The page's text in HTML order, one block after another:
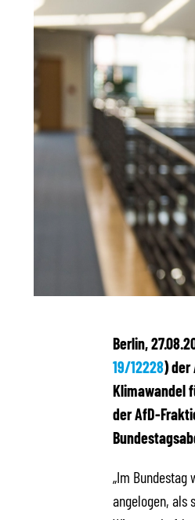
Berlin,
19/12228) der
Klimawandel
der AfD-
„Im
angelogen, als